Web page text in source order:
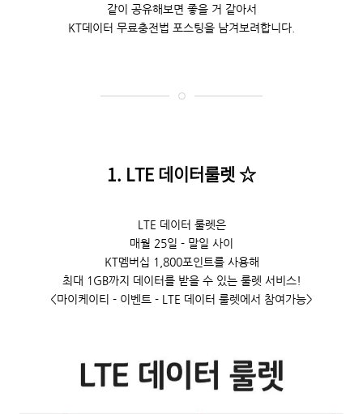
같이 공유해보면 좋을 거 같아서
KT데이터 무료충전법 포스팅을 남겨보려합니다.
1. LTE 데이터룰렛☆
LTE 데이터 룰렛은
매월 25일 - 말일 사이
KT멤버십 1,800포인트를 사용해
최대 1GB까지 데이터를 받을 수 있는 룰렛 서비스!
<마이케이티 - 이벤트 - LTE 데이터 룰렛에서 참여가능>